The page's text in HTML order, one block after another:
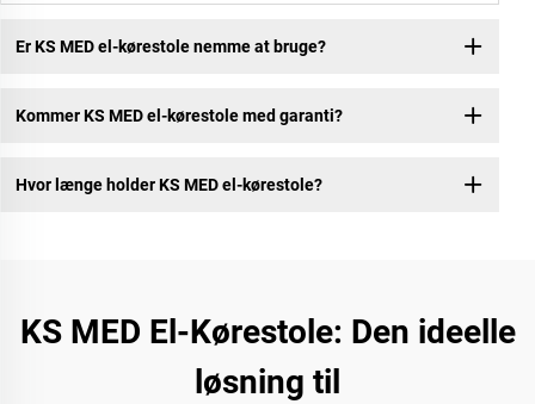
Er KS MED el-kørestole nemme at bruge?
Kommer KS MED el-kørestole med garanti?
Hvor længe holder KS MED el-kørestole?
KS MED El-Kørestole: Den ideelle
løsning til